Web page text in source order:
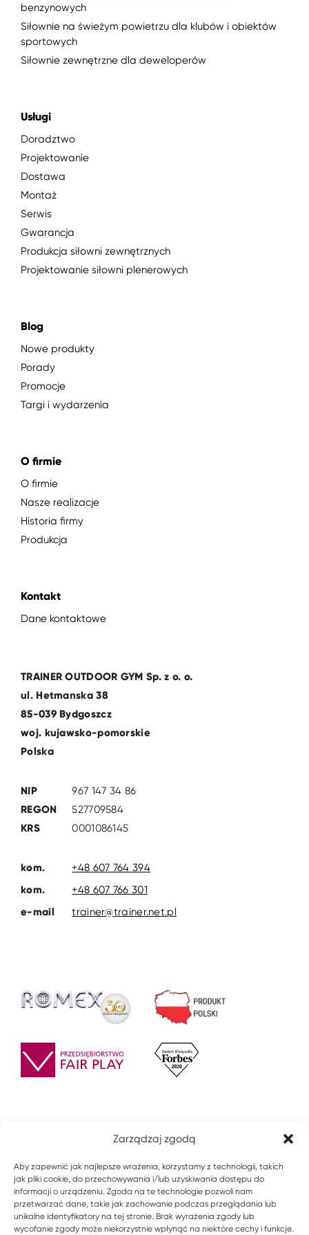
Zarządzaj zgodą
Aby zapewnić jak najlepsze wrażenia, korzystamy z technologii, takich
jak pliki cookie, do przechowywania i/lub uzyskiwania dostępu do
informacji o urządzeniu. Zgoda na te technologie pozwoli nam
przetwarzać dane, takie jak zachowanie podczas przeglądania lub
unikalne identyfikatory na tej stronie. Brak wyrażenia zgody lub
wycofanie zgody może niekorzystnie wpłynąć na niektóre cechy i funkcje.
benzynowych
Siłownie na świeżym powietrzu dla klubów i obiektów
sportowych
Siłownie zewnętrzne dla deweloperów
Usługi
Doradztwo
Projektowanie
Dostawa
Montaż
Serwis
Gwarancja
Produkcja siłowni zewnętrznych
Projektowanie siłowni plenerowych
Blog
Nowe produkty
Porady
Promocje
Targi i wydarzenia
O firmie
O firmie
Nasze realizacje
Historia firmy
Produkcja
Kontakt
Dane kontaktowe
TRAINER OUTDOOR GYM Sp. z o. o.
ul. Hetmanska 38
85-039 Bydgoszcz
woj. kujawsko-pomorskie
Polska
NIP
967 147 34 86
REGON
527709584
KRS
0001086145
kom.
+48 607 764 394
kom.
+48 607 766 301
e-mail
trainer@trainer.net.pl